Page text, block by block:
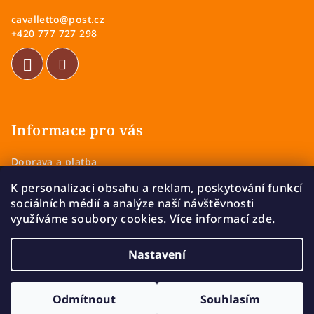
K personalizaci obsahu a reklam, poskytování funkcí
sociálních médií a analýze naší návštěvnosti
využíváme soubory cookies. Více informacízde.
Nastavení
Odmítnout Souhlasím
cavalletto@post.cz
+420 777 727 298
Informace pro vás
Doprava a platba
Zásady ochrany osobních údajů
Vrácení a výměna zboží
Upravit nastavení cookies